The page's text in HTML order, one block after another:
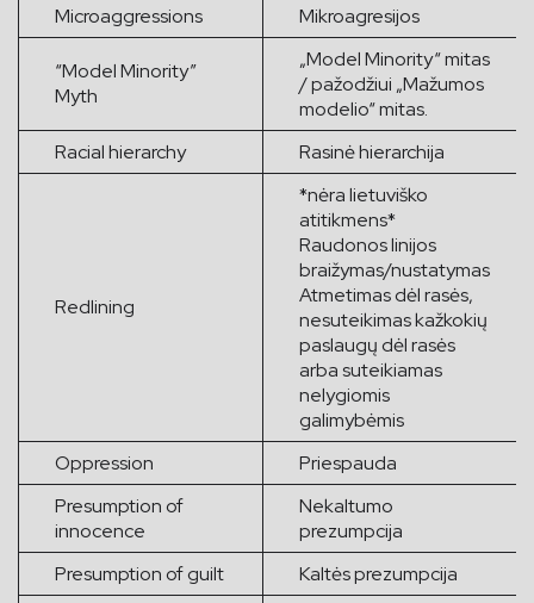
Microaggressions
Mikroagresijos
“Model Minority”
Myth
„Model Minority“ mitas
/ pažodžiui „Mažumos
modelio“ mitas.
Racial hierarchy
Rasinė hierarchija
Redlining
*nėra lietuviško
atitikmens*
Raudonos linijos
braižymas/nustatymas
Atmetimas dėl rasės,
nesuteikimas kažkokių
paslaugų dėl rasės
arba suteikiamas
nelygiomis
galimybėmis
Oppression
Priespauda
Presumption of
innocence
Nekaltumo
prezumpcija
Presumption of guilt
Kaltės prezumpcija